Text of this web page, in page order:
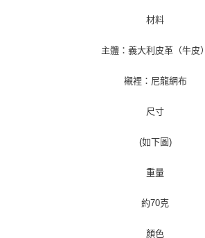
材料
主體：義大利皮革（牛皮）
襯裡：尼龍網布
尺寸
(如下圖)
重量
約70克
顏色